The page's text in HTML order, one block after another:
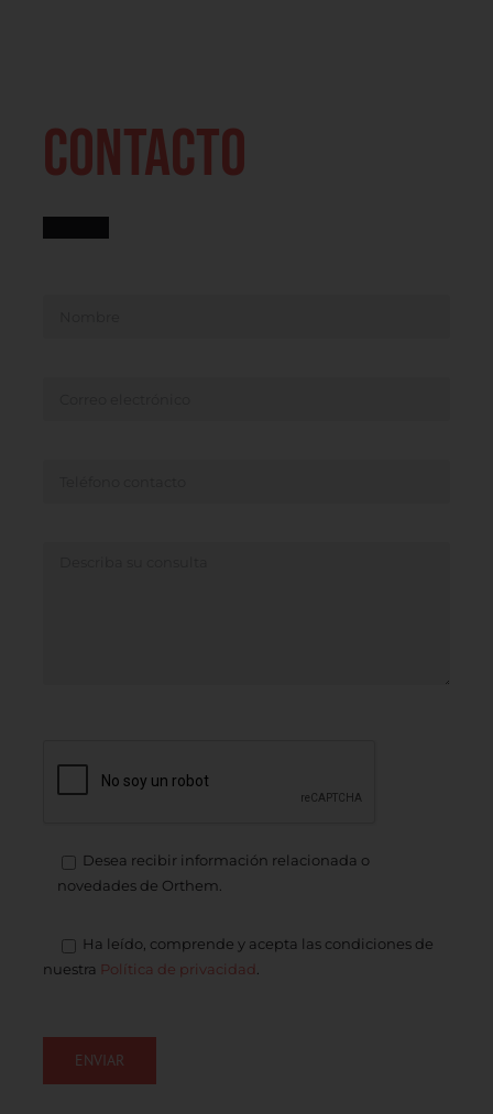
CONTACTO
Desea recibir información relacionada o
novedades de Orthem.
Ha leído, comprende y acepta las condiciones de
nuestra Política de privacidad.